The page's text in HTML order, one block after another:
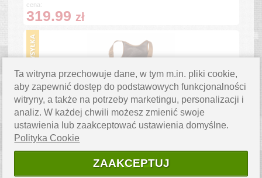
cena:
319.99 zł
Helikon - Panel Piersiowy Chest Pack Numbat® -
Earth Brown / Clay - TB-NMB-CD-0A0BB
(1787691)
Ta witryna przechowuje dane, w tym m.in. pliki cookie,
aby zapewnić dostęp do podstawowych funkcjonalności
witryny, a także na potrzeby marketingu, personalizacji i
analiz. W każdej chwili możesz zmienić swoje
ustawienia lub zaakceptować ustawienia domyślne.
Polityka Cookie
ZAAKCEPTUJ